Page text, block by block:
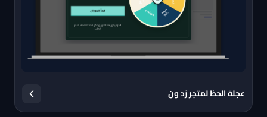
عجلة الحظ لمتجر زد ون